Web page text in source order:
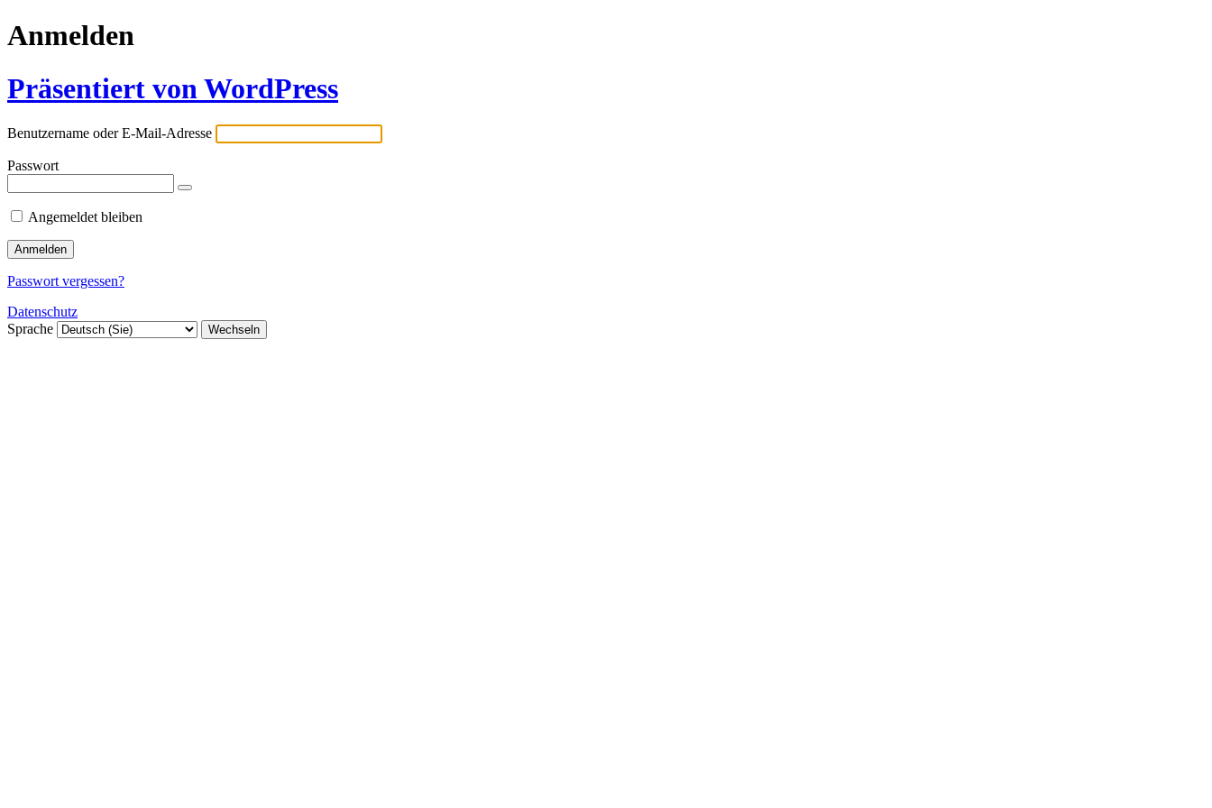
Anmelden
Präsentiert von WordPress
Benutzername oder E-Mail-Adresse
Passwort
Angemeldet bleiben
Passwort vergessen?
Datenschutz
Sprache